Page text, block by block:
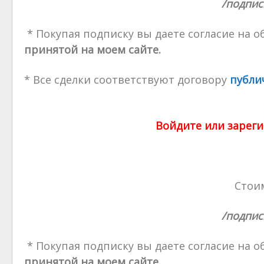
/
* Покупая подписку вы даете согласие на
принятой на моем сайте.
* Все сделки соответствуют договору
Войдите или
/
* Покупая подписку вы даете согласие на